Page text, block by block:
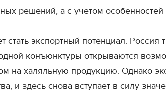
решений, а с учетом
экспортный потенциал. Россия
конъюнктуры открываются
на халяльную продукцию. Однако
и здесь снова вступает в силу